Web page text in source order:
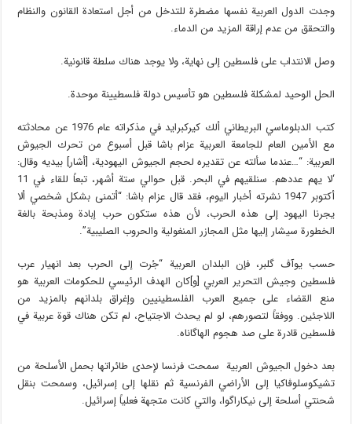
وجدت الدول العربية نفسها مضطرة للتدخل من أجل استعادة القانون والنظام
والتحقق من عدم إراقة المزيد من الدماء.
وصل الانتداب على فلسطين إلى نهاية، ولا يوجد هناك سلطة قانونية.
الحل الوحيد لمشكلة فلسطين هو تأسيس دولة فلسطيينة موحدة.
كتب الدبلوماسي البريطاني ألك كيركبرايد في مذكراته عام 1976 عن محادثته
مع الأمين العام للجامعة العربية عزام باشا قبل أسبوع من تحرك الجيوش
العربية: “…عندما سألته عن تقديره لحجم الجيوش اليهودية، [أشار] بيديه وقال:
‘لا يهم عددهم. سنلقيهم في البحر. قبل حوالي ستة أشهر، تبعاً للقاء في 11
أكتوبر 1947 نشرته أخبار اليوم، فقد قال عزام باشا: “أتمنى بشكل شخصي ألا
يجرنا اليهود إلى هذه الحرب، لأن هذه ستكون حرب إبادة ومذبحة بالغة
الخطورة سيشار إليها مثل المجازر المنغولية والحروب الصليبية”.
حسب يوآڤ گلبر، فإن البلدان العربية “جُرت إلى الحرب بعد انهيار عرب
فلسطين وجيش التحرير العربي [و]كان الهدف الرئيسي للحكومات العربية هو
منع القضاء على جميع العرب الفلسطينيين وإغراق بلدانهم بالمزيد من
اللاجئين. ووفقاً لتصورهم، لو لم يحدث الاجتياح، لم تكن هناك قوة عربية في
فلسطين قادرة على صد هجوم الهاگاناه.
بعد دخول الجيوش العربية سمحت فرنسا لإحدى طائراتها بحمل الأسلحة من
تشيكوسلوڤاكيا إلى الأراضي الفرنسية ثم نقلها إلى إسرائيل، وسمحت بنقل
شحنتي أسلحة إلى نيكاراگوا، والتي كانت متجهة فعلياً إسرائيل.